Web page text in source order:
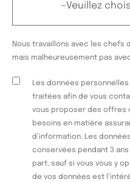
Nous travaillons avec les chefs
mais malheureusement pas
Les données
traitées afin de vous
vous proposer des offres
besoins en matière
d’information. Les
conservées pendant 3
part, sauf si vous vous y
de vos données est